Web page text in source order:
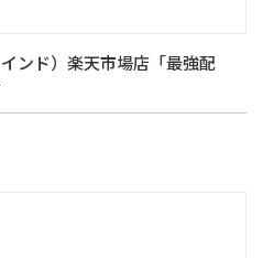
ンド）楽天市場店「最強配